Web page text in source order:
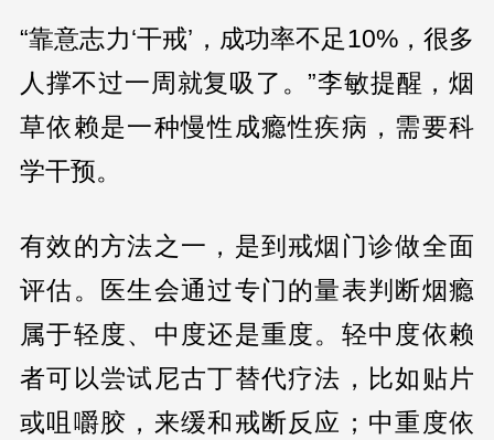
“靠意志力‘干戒’，成功率不足10%，很多
人撑不过一周就复吸了。”李敏提醒，烟
草依赖是一种慢性成瘾性疾病，需要科
学干预。
有效的方法之一，是到戒烟门诊做全面
评估。医生会通过专门的量表判断烟瘾
属于轻度、中度还是重度。轻中度依赖
者可以尝试尼古丁替代疗法，比如贴片
或咀嚼胶，来缓和戒断反应；中重度依